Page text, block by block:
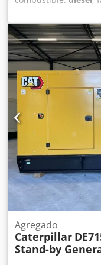
generalmente SIN
revisión DGUV, sin
(SP), sin nueva UVV.
sitio web en
inglés, polaco, turco
encarecidamente
para evitar
por parte del
posibles y deseadas
acuerdo. Todos los
responsabilizamos
la oferta. El
mismo el estado y
Nos reservamos el
errores.
, Uso previsto:
Dksdpfx Agsy R I Hts
Dimensiones del
cm Certificación CE:
103 l Contacte con
= Más opciones y
- Techo de acero -
Agregado
Caterpillar
Stand-by